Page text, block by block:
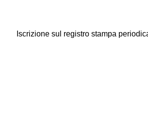
Iscrizione sul registro stampa